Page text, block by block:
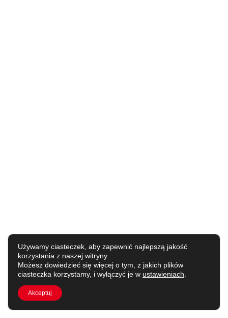
Używamy ciasteczek, aby zapewnić najlepszą jakość
korzystania z naszej witryny.
Możesz dowiedzieć się więcej o tym, z jakich plików
ciasteczka korzystamy, i wyłączyć je w ustawieniach
Akceptuj